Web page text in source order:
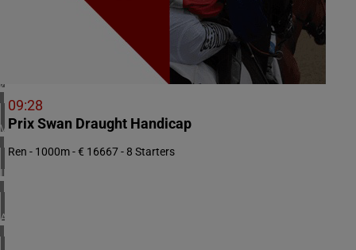
ZUID-AFRIKA
2 meeting(s)
VERENIGD KONINKRIJK
5 meeting(s)
IERLAND
2 meeting(s)
ARGENTINIË
1 meeting(s)
09:28
Prix Swan Draught Handicap
Ren - 1000m - € 16667 - 8 Starters